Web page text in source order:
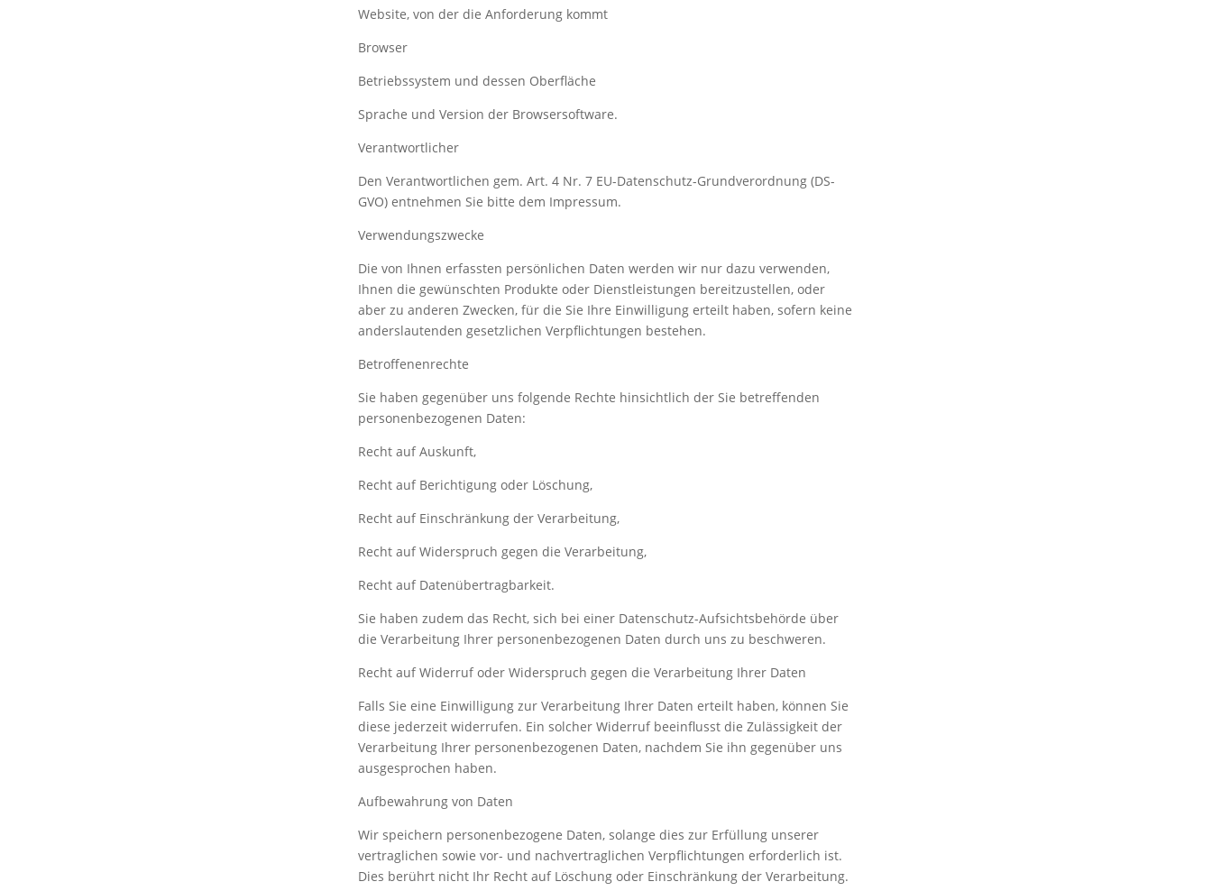
Website, von der die Anforderung kommt
Browser
Betriebssystem und dessen Oberfläche
Sprache und Version der Browsersoftware.
Verantwortlicher
Den Verantwortlichen gem. Art. 4 Nr. 7 EU-Datenschutz-Grundverordnung (DS-
GVO) entnehmen Sie bitte dem Impressum.
Verwendungszwecke
Die von Ihnen erfassten persönlichen Daten werden wir nur dazu verwenden,
Ihnen die gewünschten Produkte oder Dienstleistungen bereitzustellen, oder
aber zu anderen Zwecken, für die Sie Ihre Einwilligung erteilt haben, sofern keine
anderslautenden gesetzlichen Verpflichtungen bestehen.
Betroffenenrechte
Sie haben gegenüber uns folgende Rechte hinsichtlich der Sie betreffenden
personenbezogenen Daten:
Recht auf Auskunft,
Recht auf Berichtigung oder Löschung,
Recht auf Einschränkung der Verarbeitung,
Recht auf Widerspruch gegen die Verarbeitung,
Recht auf Datenübertragbarkeit.
Sie haben zudem das Recht, sich bei einer Datenschutz-Aufsichtsbehörde über
die Verarbeitung Ihrer personenbezogenen Daten durch uns zu beschweren.
Recht auf Widerruf oder Widerspruch gegen die Verarbeitung Ihrer Daten
Falls Sie eine Einwilligung zur Verarbeitung Ihrer Daten erteilt haben, können Sie
diese jederzeit widerrufen. Ein solcher Widerruf beeinflusst die Zulässigkeit der
Verarbeitung Ihrer personenbezogenen Daten, nachdem Sie ihn gegenüber uns
ausgesprochen haben.
Aufbewahrung von Daten
Wir speichern personenbezogene Daten, solange dies zur Erfüllung unserer
vertraglichen sowie vor- und nachvertraglichen Verpflichtungen erforderlich ist.
Dies berührt nicht Ihr Recht auf Löschung oder Einschränkung der Verarbeitung.